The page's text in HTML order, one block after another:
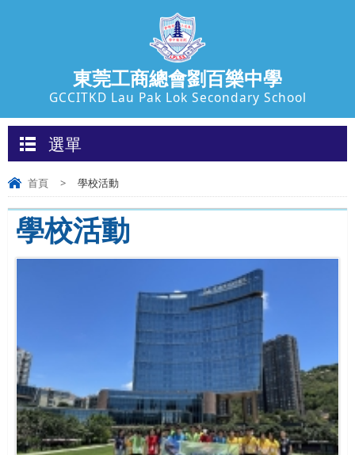
東莞工商總會劉百樂中學
GCCITKD Lau Pak Lok Secondary School
選單
首頁 > 學校活動
學校活動